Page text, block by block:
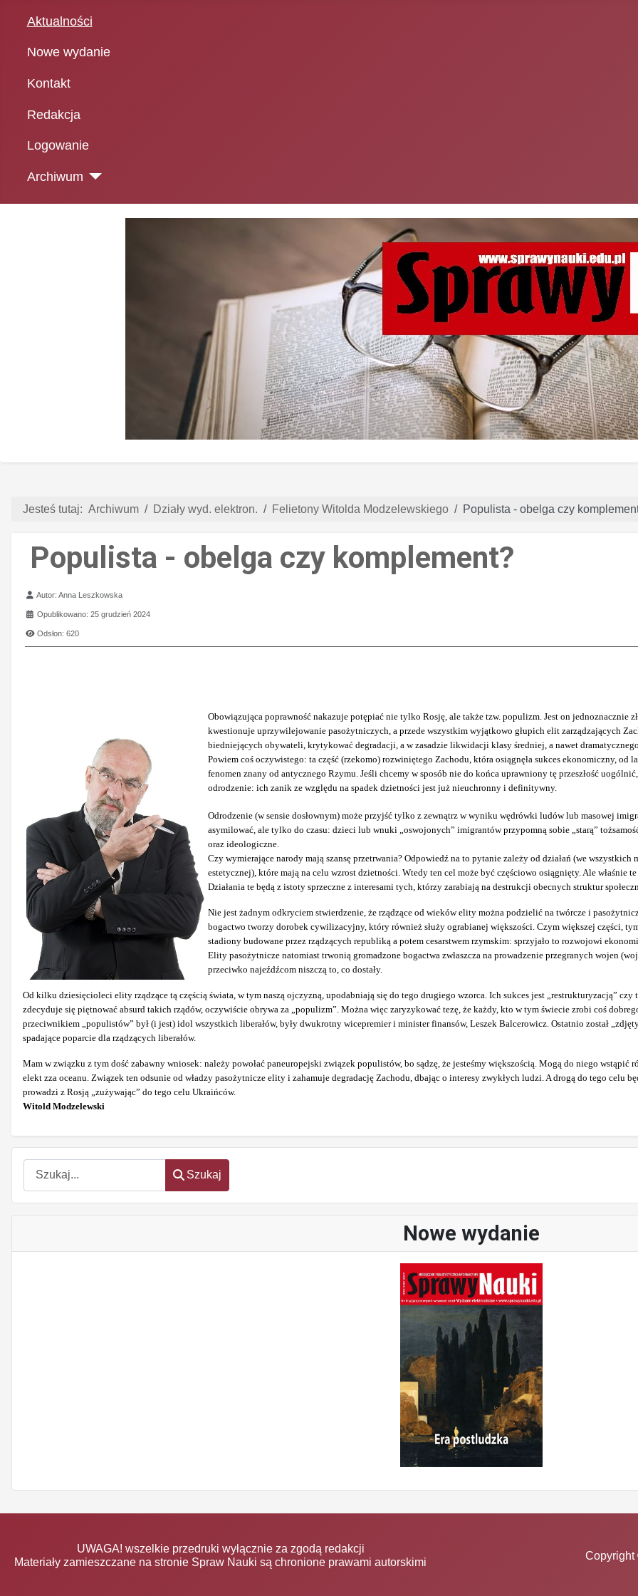
Aktualności
Nowe wydanie
Kontakt
Redakcja
Logowanie
Archiwum
Szukaj
Szukaj
Nowe wydanie
Jesteś tutaj: Archiwum Działy wyd. elektron. Felietony Witolda Modzelewskiego Populista - obelga czy
Populista - obelga czy komplement?
Szczegóły
Autor:Anna Leszkowska
Opublikowano: 25 grudzień 2024
Odsłon: 620
Obowiązująca poprawność nakazuje potępiać nie tylko Rosję, ale także tzw. populizm. Jest on jednoznacznie
kwestionuje uprzywilejowanie pasożytniczych, a przede wszystkim wyjątkowo głupich elit zarządzających
biedniejących obywateli, krytykować degradacji, a w zasadzie likwidacji klasy średniej, a nawet
Powiem coś oczywistego: ta część (rzekomo) rozwiniętego Zachodu, która osiągnęła sukces ekonomiczny,
fenomen znany od antycznego Rzymu. Jeśli chcemy w sposób nie do końca uprawniony tę przeszłość
odrodzenie: ich zanik ze względu na spadek dzietności jest już nieuchronny i definitywny.
Odrodzenie (w sensie dosłownym) może przyjść tylko z zewnątrz w wyniku wędrówki ludów lub masowej
asymilować, ale tylko do czasu: dzieci lub wnuki „oswojonych” imigrantów przypomną sobie „starą”
oraz ideologiczne.
Czy wymierające narody mają szansę przetrwania? Odpowiedź na to pytanie zależy od działań (we
estetycznej), które mają na celu wzrost dzietności. Wtedy ten cel może być częściowo osiągnięty. Ale właśnie
Działania te będą z istoty sprzeczne z interesami tych, którzy zarabiają na destrukcji obecnych struktur
Nie jest żadnym odkryciem stwierdzenie, że rządzące od wieków elity można podzielić na twórcze i
bogactwo tworzy dorobek cywilizacyjny, który również służy ograbianej większości. Czym większej części,
stadiony budowane przez rządzących republiką a potem cesarstwem rzymskim: sprzyjało to rozwojowi
Elity pasożytnicze natomiast trwonią gromadzone bogactwa zwłaszcza na prowadzenie przegranych wojen
przeciwko najeźdźcom niszczą to, co dostały.
Od kilku dziesięcioleci elity rządzące tą częścią świata, w tym naszą ojczyzną, upodabniają się do tego drugiego wzorca. Ich sukces jest „restrukturyzacją”
zdecyduje się piętnować absurd takich rządów, oczywiście obrywa za „populizm”. Można więc zaryzykować tezę, że każdy, kto w tym świecie zrobi coś
przeciwnikiem „populistów” był (i jest) idol wszystkich liberałów, były dwukrotny wicepremier i minister finansów, Leszek Balcerowicz. Ostatnio został
spadające poparcie dla rządzących liberałów.
Mam w związku z tym dość zabawny wniosek: należy powołać paneuropejski związek populistów, bo sądzę, że jesteśmy większością. Mogą do niego
elekt zza oceanu. Związek ten odsunie od władzy pasożytnicze elity i zahamuje degradację Zachodu, dbając o interesy zwykłych ludzi. A drogą do tego celu
prowadzi z Rosją „zużywając” do tego celu Ukraińców.
Witold Modzelewski
UWAGA! wszelkie przedruki wyłącznie za zgodą redakcji
Materiały zamieszczane na stronie Spraw Nauki są chronione prawami autorskimi
Copyright